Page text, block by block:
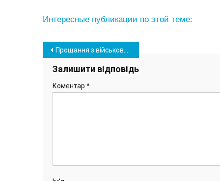
Интересные публикации по этой теме:
Навігація
записів
Прощання з військовослужбовцем Олександром Володимировичем Матвійчуком
Залишити відповідь
Коментар *